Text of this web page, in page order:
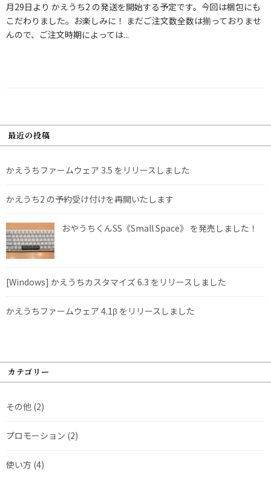
月29日より かえうち2 の発送を開始する予定です。今回は梱包にも
こだわりました。お楽しみに！ まだご注文数全数は揃っておりませ
んので、ご注文時期によっては...
最近の投稿
かえうちファームウェア 3.5 をリリースしました
かえうち2 の予約受け付けを再開いたします
おやうちくんSS《Small Space》 を発売しました！
[Windows] かえうちカスタマイズ 6.3 をリリースしました
かえうちファームウェア 4.1β をリリースしました
カテゴリー
その他 (2)
プロモーション (2)
使い方 (4)